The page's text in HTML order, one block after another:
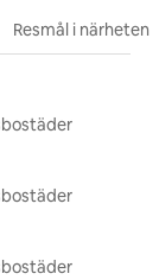
Resmål i närheten